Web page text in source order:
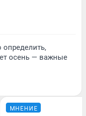
определить,
осень — важные
МНЕНИЕ